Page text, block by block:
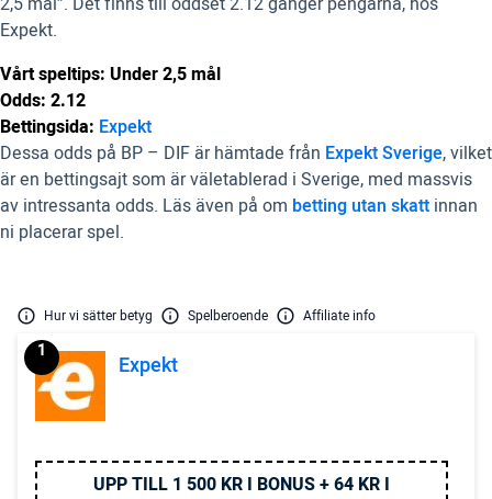
Expekt.
Vårt speltips: Under 2,5 mål
Odds: 2.12
Bettingsida: Expekt
Dessa odds på BP – DIF är hämtade från Expekt Sverige, vilket
är en bettingsajt som är väletablerad i Sverige, med massvis
av intressanta odds. Läs även på om betting utan skatt innan
ni placerar spel.
Hur vi sätter betyg Spelberoende Affiliate info
Expekt
1
UPP TILL 1 500 KR I BONUS + 64 KR I